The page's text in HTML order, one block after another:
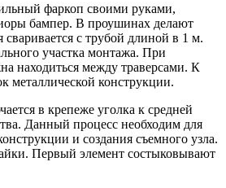
фаркоп своими руками,
бампер. В проушинах делают
сваривается с трубой длиной в 1 м.
участка монтажа. При
находиться между траверсами. К
металлической конструкции.
в крепеже уголка к средней
Данный процесс необходим для
и создания съемного узла.
Первый элемент состыковывают